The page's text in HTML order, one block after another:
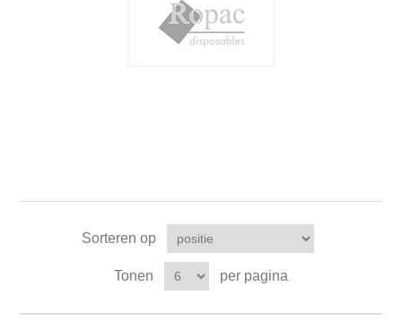
Sorteren op
Tonen per pagina